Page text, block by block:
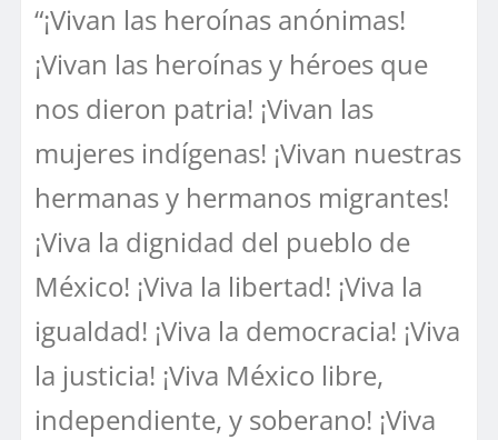
“¡Vivan las heroínas anónimas!
¡Vivan las heroínas y héroes que
nos dieron patria! ¡Vivan las
mujeres indígenas! ¡Vivan nuestras
hermanas y hermanos migrantes!
¡Viva la dignidad del pueblo de
México! ¡Viva la libertad! ¡Viva la
igualdad! ¡Viva la democracia! ¡Viva
la justicia! ¡Viva México libre,
independiente, y soberano! ¡Viva